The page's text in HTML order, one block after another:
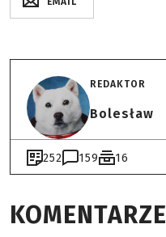
REDAKTOR
Bolesław
252 159 16
KOMENTARZE